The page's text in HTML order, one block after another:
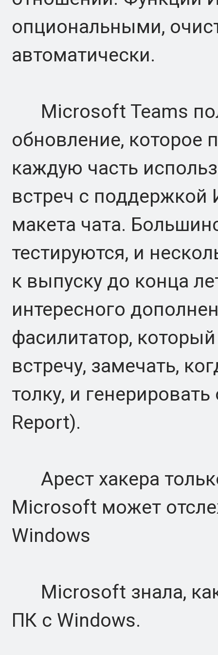
опциональными,
автоматически.
Microsoft Teams
обновление, которое
каждую часть
встреч с поддержкой
макета чата.
тестируются, и
к выпуску до конца
интересного
фасилитатор,
встречу, замечать,
толку, и
Report).
Арест хакера
Microsoft может
Windows
Microsoft знала,
ПК с Windows.